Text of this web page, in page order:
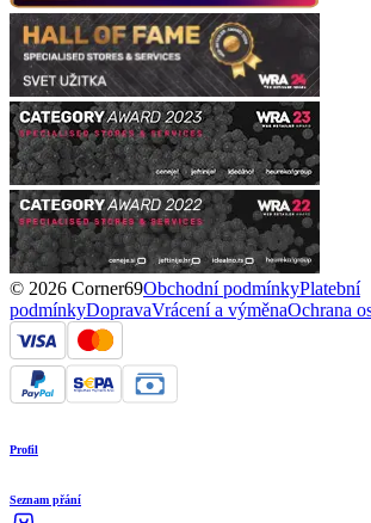
© 2026 Corner69Obchodní podmínkyPlatební
podmínkyDopravaVrácení a výměnaOchrana
Profil
Seznam přání